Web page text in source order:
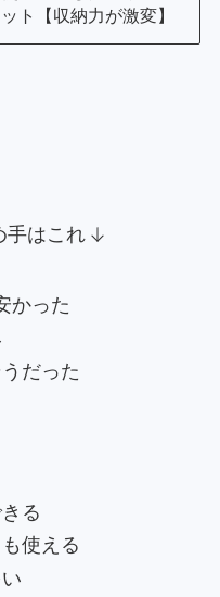
ト【収納力が激変】
手はこれ
かった
だった
る
使える